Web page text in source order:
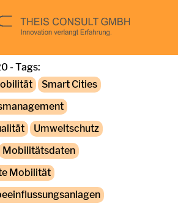
- Tags:
Smart Cities
Umweltschutz
Mobilitätsdaten
Mobilität